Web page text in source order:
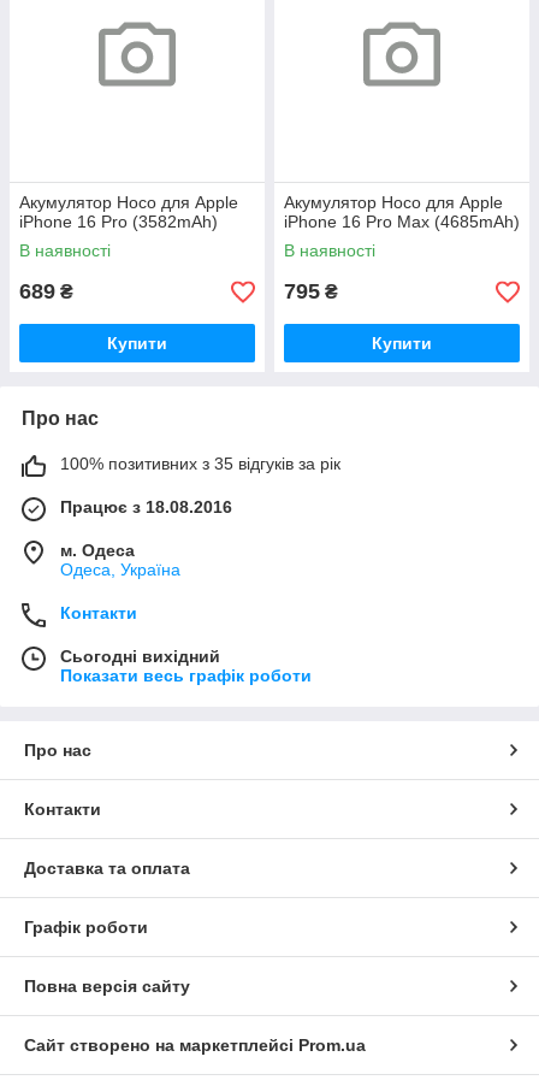
Акумулятор Hoco для Apple
iPhone 16 Pro (3582mAh)
В наявності
689 ₴
Купити
Акумулятор Hoco для Apple
iPhone 16 Pro Max (4685mAh)
В наявності
795 ₴
Купити
Про нас
100% позитивних з 35 відгуків за рік
Працює з 18.08.2016
м. Одеса
Одеса, Україна
Контакти
Сьогодні вихідний
Показати весь графік роботи
Про нас
Контакти
Доставка та оплата
Графік роботи
Повна версія сайту
Сайт створено на маркетплейсі Prom.ua